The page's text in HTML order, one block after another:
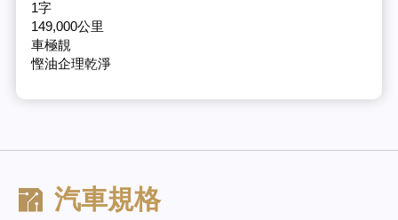
1字
149,000公里
車極靚
慳油企理乾淨
汽車規格